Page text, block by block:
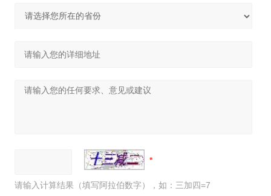
请输入计算结果（填写阿拉伯数字），如：三加四=7